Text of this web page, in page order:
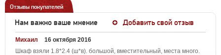
Отзывы покупателей
Нам важно ваше мнение Добавить свой отзыв
Михаил
16 октября 2016
Шкаф взяли 1.8*2.4 (ш*в). большой, вместительный, места много.